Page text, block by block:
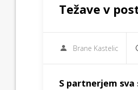
Težave v
Brane Kastelic
S partnerjem sva